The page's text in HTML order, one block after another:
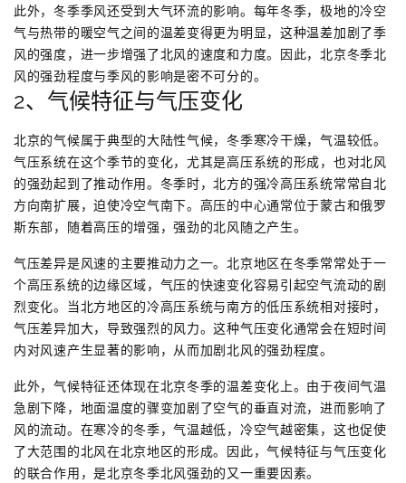
此外，冬季季风还受到大气环流的影响。每年冬季，极地的冷空
气与热带的暖空气之间的温差变得更为明显，这种温差加剧了季
风的强度，进一步增强了北风的速度和力度。因此，北京冬季北
风的强劲程度与季风的影响是密不可分的。
2、气候特征与气压变化
北京的气候属于典型的大陆性气候，冬季寒冷干燥，气温较低。
气压系统在这个季节的变化，尤其是高压系统的形成，也对北风
的强劲起到了推动作用。冬季时，北方的强冷高压系统常常自北
方向南扩展，迫使冷空气南下。高压的中心通常位于蒙古和俄罗
斯东部，随着高压的增强，强劲的北风随之产生。
气压差异是风速的主要推动力之一。北京地区在冬季常常处于一
个高压系统的边缘区域，气压的快速变化容易引起空气流动的剧
烈变化。当北方地区的冷高压系统与南方的低压系统相对接时，
气压差异加大，导致强烈的风力。这种气压变化通常会在短时间
内对风速产生显著的影响，从而加剧北风的强劲程度。
此外，气候特征还体现在北京冬季的温差变化上。由于夜间气温
急剧下降，地面温度的骤变加剧了空气的垂直对流，进而影响了
风的流动。在寒冷的冬季，气温越低，冷空气越密集，这也促使
了大范围的北风在北京地区的形成。因此，气候特征与气压变化
的联合作用，是北京冬季北风强劲的又一重要因素。